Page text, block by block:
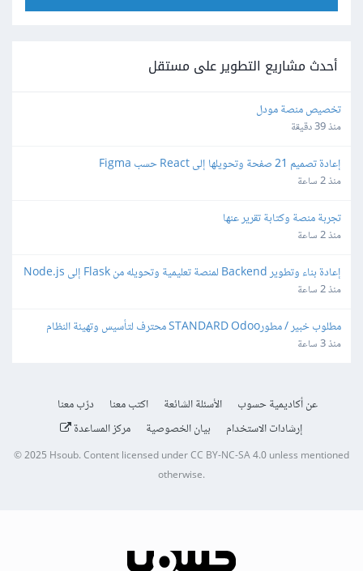
أحدث مشاريع التطوير على مستقل
تخصيص منصة مودل
منذ 39 دقيقة
إعادة تصميم 21 صفحة وتحويلها إلى React حسب Figma
منذ 2 ساعة
تجربة منصة وكتابة تقرير عنها
منذ 2 ساعة
إعادة بناء وتطوير Backend لمنصة تعليمية وتحويله من Flask إلى Node.js
منذ 2 ساعة
المحاسبي والمخزني والتقارير
منذ 3 ساعة
عن أكاديمية حسوب الأسئلة الشائعة اكتب معنا
درّب معنا
إرشادات الاستخدام
بيان الخصوصية مركز المساعدة
© 2025 Hsoub.Content licensed underCC BY-NC-SA 4.0unless mentioned
otherwise.